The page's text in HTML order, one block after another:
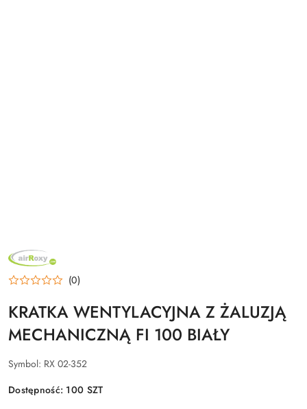
NAZWA
PRODUCENTA:
AIR
ROXY (0)
KRATKA WENTYLACYJNA Z ŻALUZJĄ
MECHANICZNĄ FI 100 BIAŁY
Symbol: RX 02-352
Dostępność: 100 SZT